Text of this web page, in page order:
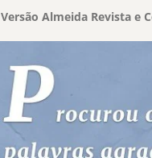
Versão Almeida Revista e